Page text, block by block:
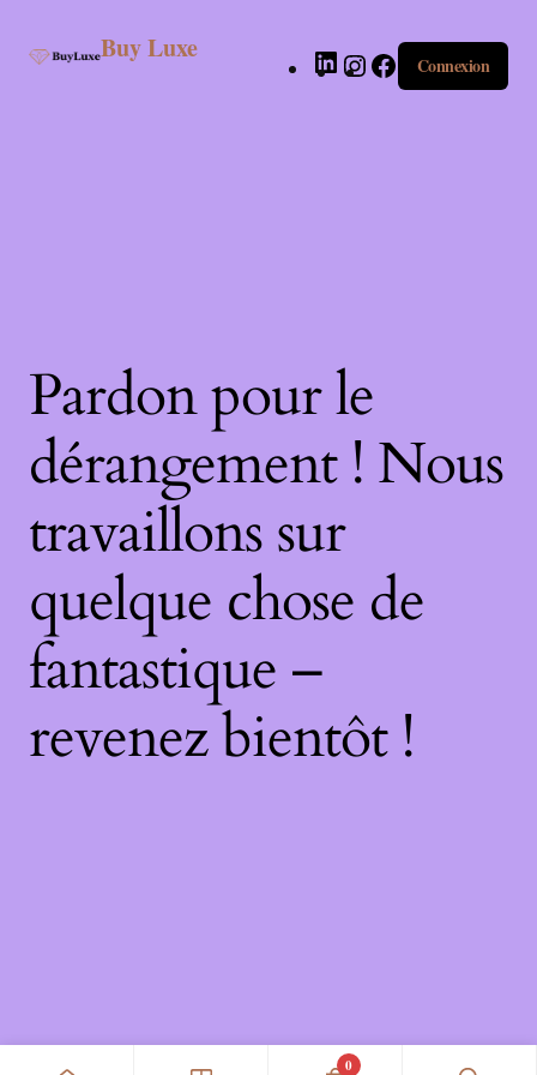
Buy Luxe
Connexion
Pardon pour le
dérangement ! Nous
travaillons sur
quelque chose de
fantastique –
revenez bientôt !
0